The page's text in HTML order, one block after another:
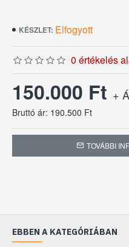
KÉSZLET: Elfogyott
0 értékelés
150.000 Ft +
Bruttó ár: 190.500 Ft
TOVÁBBI
EBBEN A KATEGÓRIÁBAN